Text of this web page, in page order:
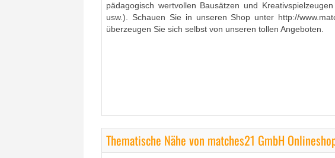
pädagogisch wertvollen Bausätzen und
usw.). Schauen Sie in unseren Shop unter http://
überzeugen Sie sich selbst von unseren tollen Angeboten.
Thematische Nähe von matches21 GmbH